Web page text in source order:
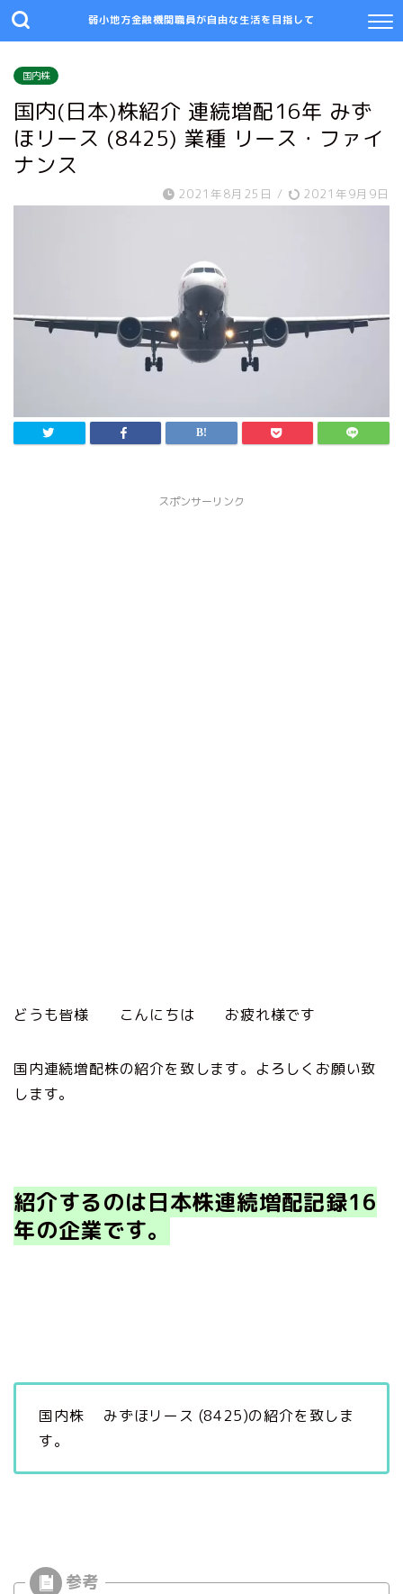
弱小地方金融機関職員が自由な生活を目指して
国内株
国内(日本)株紹介 連続増配16年 みず
ほリース (8425) 業種 リース・ファイ
ナンス
2021年8月25日 / 2021年9月9日
スポンサーリンク
どうも皆様 こんにちは お疲れ様です
国内連続増配株の紹介を致します。よろしくお願い致
します。
紹介するのは日本株連続増配記録16
年の企業です。
国内株 みずほリース (8425)の紹介を致しま
す。